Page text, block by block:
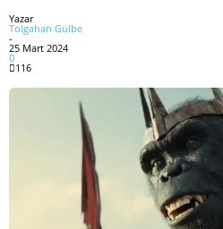
Yazar
Tolgahan Gülbe
-
25 Mart 2024
0
116